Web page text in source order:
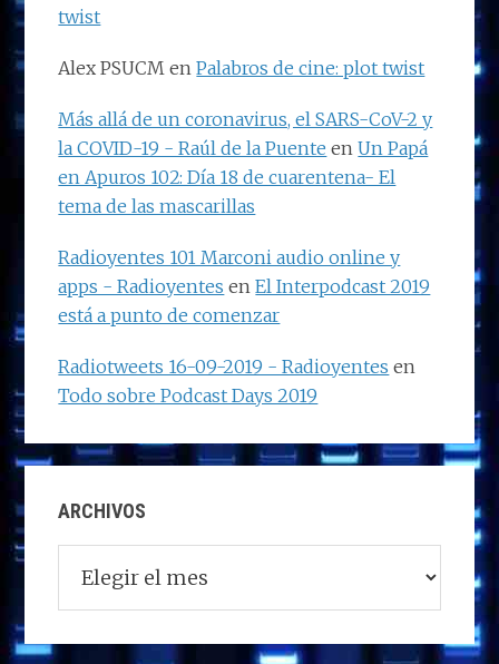
twist
Alex PSUCM enPalabros de cine: plot twist
Más allá de un coronavirus, el SARS-CoV-2 y
la COVID-19 - Raúl de la Puente enUn Papá
en Apuros 102: Día 18 de cuarentena- El
tema de las mascarillas
Radioyentes 101 Marconi audio online y
apps - Radioyentes enEl Interpodcast 2019
está a punto de comenzar
Radiotweets 16-09-2019 - Radioyentes en
Todo sobre Podcast Days 2019
ARCHIVOS